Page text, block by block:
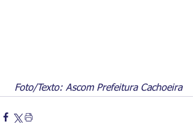
Foto/Texto: Ascom Prefeitura Cachoeira